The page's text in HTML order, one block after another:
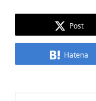
Post
Hatena